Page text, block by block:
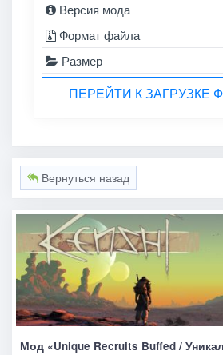
Версия мода
Формат файла
Размер
ПЕРЕЙТИ К ЗАГРУЗКЕ
Вернуться назад
Мод «Unique Recruits Buffed /